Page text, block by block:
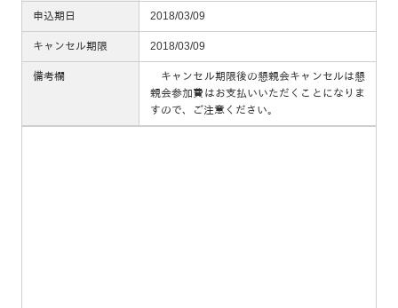
申込期日 2018/03/09
キャンセル期限 2018/03/09
備考欄
キャンセル期限後の懇親会キャンセルは懇
親会参加費はお支払いいただくことになりま
すので、ご注意ください。